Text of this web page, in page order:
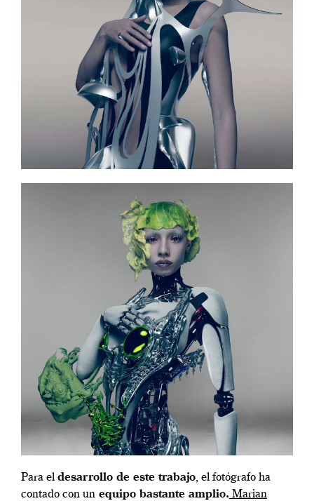
Para el desarrollo de este trabajo, el fotógrafo ha
contado con un equipo bastante amplio. Marian